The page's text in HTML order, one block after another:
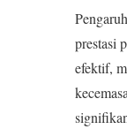
prestasi
efektif,